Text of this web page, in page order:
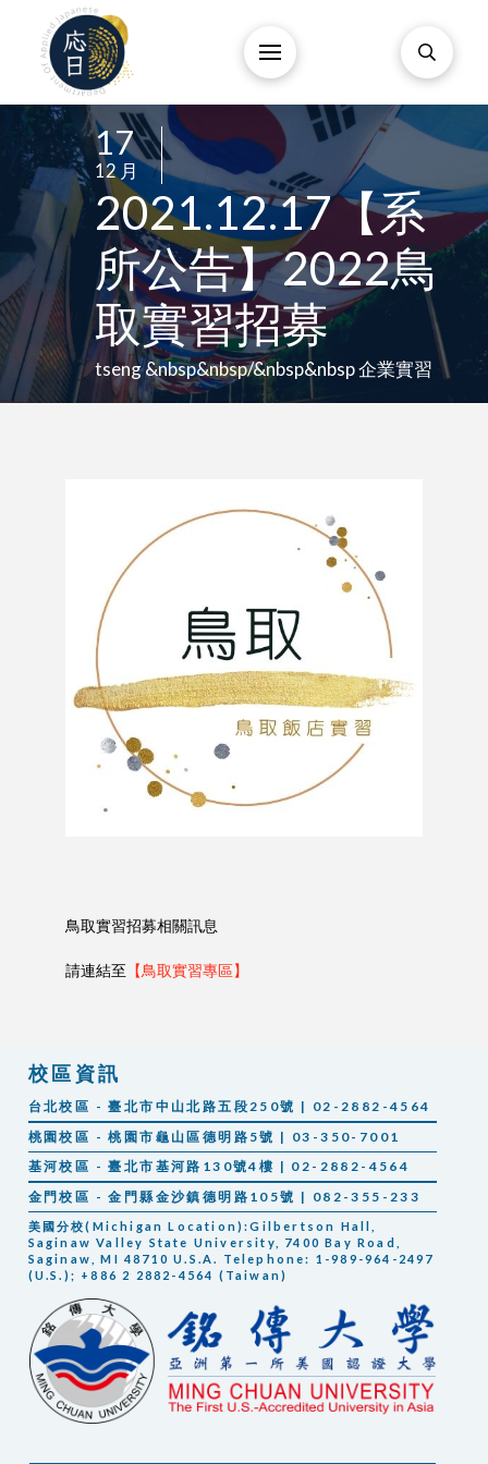
17 /
12 月 /
2021.12.17【系
所公告】2022鳥
取實習招募
tseng &nbsp&nbsp/&nbsp&nbsp 企業實習
鳥取實習招募相關訊息
請連結至 【鳥取實習專區】
校區資訊
台北校區 - 臺北市中山北路五段250號 | 02-2882-4564
桃園校區 - 桃園市龜山區德明路5號 | 03-350-7001
基河校區 - 臺北市基河路130號4樓 | 02-2882-4564
金門校區 - 金門縣金沙鎮德明路105號 | 082-355-233
美國分校(Michigan Location):Gilbertson Hall,
Saginaw Valley State University, 7400 Bay Road,
Saginaw, MI 48710 U.S.A. Telephone: 1-989-964-2497
(U.S.); +886 2 2882-4564 (Taiwan)